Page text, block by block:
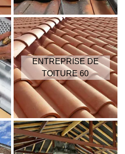
ENTREPRISE DE
TOITURE 60